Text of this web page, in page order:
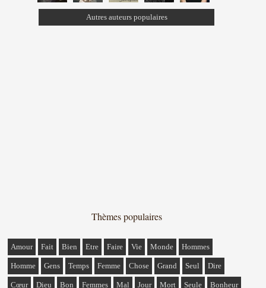
Autres auteurs populaires
Thèmes populaires
Amour Fait Bien Etre Faire Vie Monde Hommes
Homme Gens Temps Femme Chose Grand Seul Dire
Cœur Dieu Bon Femmes Mal Jour Mort Seule Bonheur